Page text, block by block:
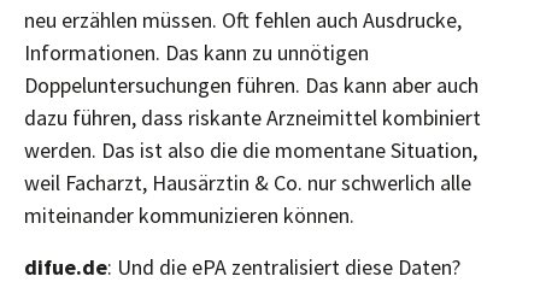
neu erzählen müssen. Oft fehlen auch Ausdrucke,
Informationen. Das kann zu unnötigen
Doppeluntersuchungen führen. Das kann aber auch
dazu führen, dass riskante Arzneimittel kombiniert
werden. Das ist also die die momentane Situation,
weil Facharzt, Hausärztin & Co. nur schwerlich alle
miteinander kommunizieren können.
difue.de: Und die ePA zentralisiert diese Daten?